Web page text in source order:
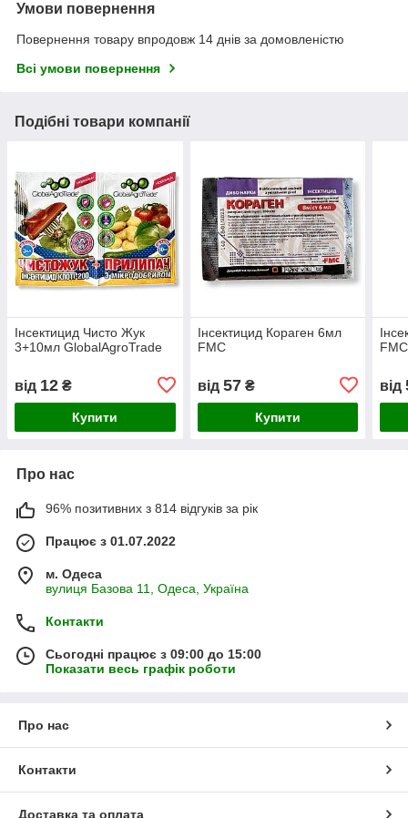
Умови повернення
Повернення товару впродовж 14 днів за домовленістю
Всі умови повернення
Подібні товари компанії
Інсектицид Чисто Жук
3+10мл GlobalAgroTrade
від 12 ₴
Купити
Інсектицид Кораген 6мл
FMC
від 57₴
Купити
від
Про нас
96% позитивних з 814 відгуків за рік
Працює з 01.07.2022
м. Одеса
вулиця Базова 11, Одеса, Україна
Контакти
Сьогодні працює з 09:00 до 15:00
Показати весь графік роботи
Про нас
Контакти
Доставка та оплата